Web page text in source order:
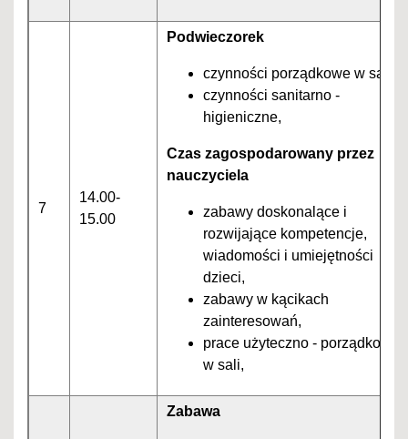
7
14.00-
15.00
Podwieczorek
czynności porządkowe w sali,
czynności sanitarno -
higieniczne,
Czas zagospodarowany przez
nauczyciela
zabawy doskonalące i
rozwijające kompetencje,
wiadomości i umiejętności
dzieci,
zabawy w kącikach
zainteresowań,
prace użyteczno - porządkowe
w sali,
Zabawa